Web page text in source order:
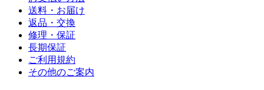
送料・お届け
返品・交換
修理・保証
長期保証
ご利用規約
その他のご案内